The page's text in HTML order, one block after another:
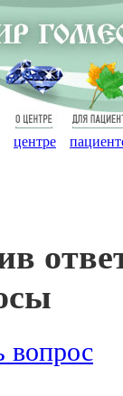
О
центре
Для
вопрос